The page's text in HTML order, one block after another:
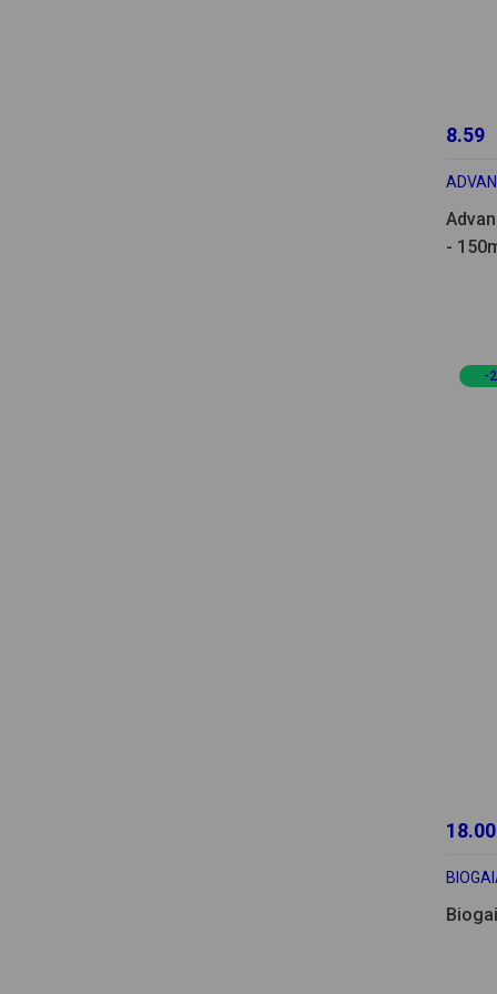
8.59
-
-
18.00